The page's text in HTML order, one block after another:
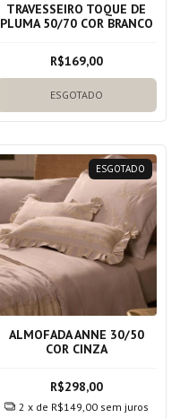
TRAVESSEIRO TOQUE DE
PLUMA 50/70 COR BRANCO
R$169,00
ESGOTADO
ESGOTADO
ALMOFADA ANNE 30/50
COR CINZA
R$298,00
2 x de R$149,00 sem juros